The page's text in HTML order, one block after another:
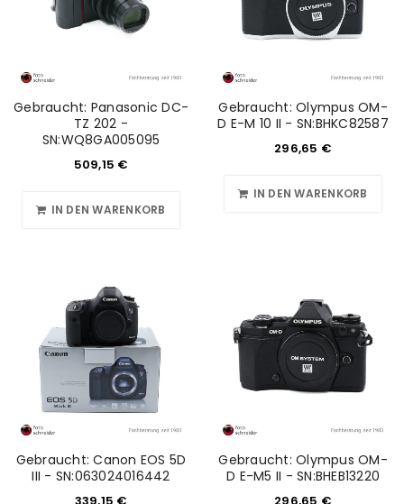
Gebraucht: Panasonic DC-
TZ 202 -
SN:WQ8GA005095
509,15 €
IN DEN WARENKORB
Gebraucht: Olympus OM-
D E-M 10 II - SN:BHKC82587
296,65 €
IN DEN WARENKORB
Gebraucht: Canon EOS 5D
III - SN:063024016442
Gebraucht: Olympus OM-
D E-M5 II - SN:BHEB13220